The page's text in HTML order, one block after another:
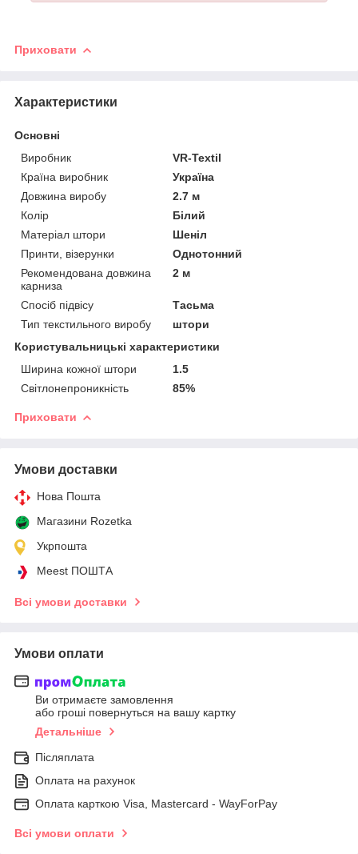
Приховати
Характеристики
Основні
Виробник
VR-Textil
Країна виробник
Україна
Довжина виробу
2.7 м
Колір
Білий
Матеріал штори
Шеніл
Принти, візерунки
Однотонний
Рекомендована довжина
карниза
2 м
Спосіб підвісу
Тасьма
Тип текстильного виробу
штори
Користувальницькі характеристики
Ширина кожної штори
1.5
Світлонепроникність
85%
Приховати
Умови доставки
Нова Пошта
Магазини Rozetka
Укрпошта
Meest ПОШТА
Всі умови доставки
Умови оплати
Ви отримаєте замовлення
або гроші повернуться на вашу картку
Детальніше
Післяплата
Оплата на рахунок
Оплата карткою Visa, Mastercard - WayForPay
Всі умови оплати